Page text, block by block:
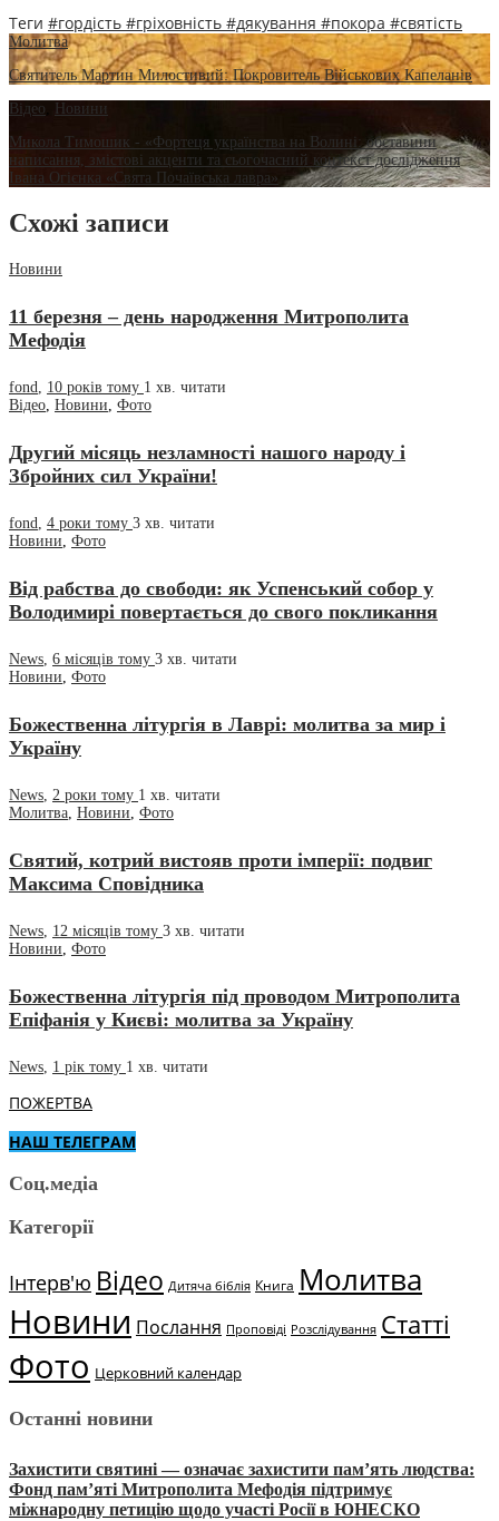
Теги #гордість #гріховність #дякування #покора #святість
Молитва
Святитель Мартин Милостивий: Покровитель Військових Капеланів
Відео
Новини
Микола Тимошик - «Фортеця українства на Волині: обставини
написання, змістові акценти та сьогочасний контекст дослідження
Івана Огієнка «Свята Почаївська лавра»
Схожі записи
Новини
11 березня – день народження Митрополита
Мефодія
fond, 10 років тому 1 хв. читати
Відео, Новини, Фото
Другий місяць незламності нашого народу і
Збройних сил України!
fond, 4 роки тому 3 хв. читати
Новини, Фото
Від рабства до свободи: як Успенський собор у
Володимирі повертається до свого покликання
News, 6 місяців тому 3 хв. читати
Новини, Фото
Божественна літургія в Лаврі: молитва за мир і
Україну
News 2 роки тому 1 хв. читати
Молитва Новини Фото
Святий, котрий вистояв проти імперії: подвиг
Максима Сповідника
News 12 місяців тому 3 хв. читати
Новини Фото
Божественна літургія під проводом Митрополита
Епіфанія у Києві: молитва за Україну
News 1 рік тому 1 хв. читати
ПОЖЕРТВА
НАШ ТЕЛЕГРАМ
Соц.медіа
Категорії
Інтерв'ю Відео Дитяча біблія Книга Молитва
Новини Послання Проповіді Розслідування Статті
Фото Церковний календар
Останні новини
Захистити святині — означає захистити пам’ять людства:
Фонд пам’яті Митрополита Мефодія підтримує
міжнародну петицію щодо участі Росії в ЮНЕСКО